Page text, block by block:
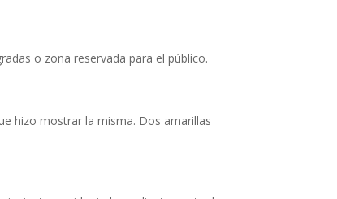
o zona reservada para el público.
hizo mostrar la misma. Dos amarillas